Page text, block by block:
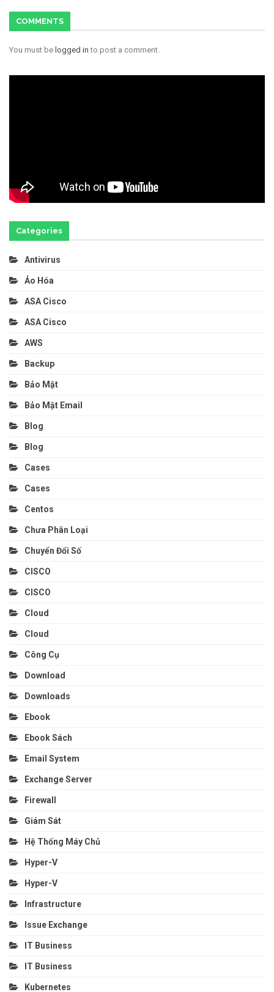
COMMENTS
You must be logged in to post a comment.
Categories
Antivirus
Ảo Hóa
ASA Cisco
ASA Cisco
AWS
Backup
Bảo Mật
Bảo Mật Email
Blog
Blog
Cases
Cases
Centos
Chưa Phân Loại
Chuyển Đổi Số
CISCO
CISCO
Cloud
Cloud
Công Cụ
Download
Downloads
Ebook
Ebook Sách
Email System
Exchange Server
Firewall
Giám Sát
Hệ Thống Máy Chủ
Hyper-V
Hyper-V
Infrastructure
Issue Exchange
IT Business
IT Business
Kubernetes